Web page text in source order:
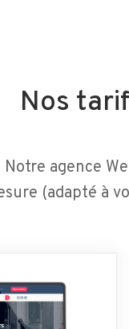
Nos
Notre agence
(adapté à